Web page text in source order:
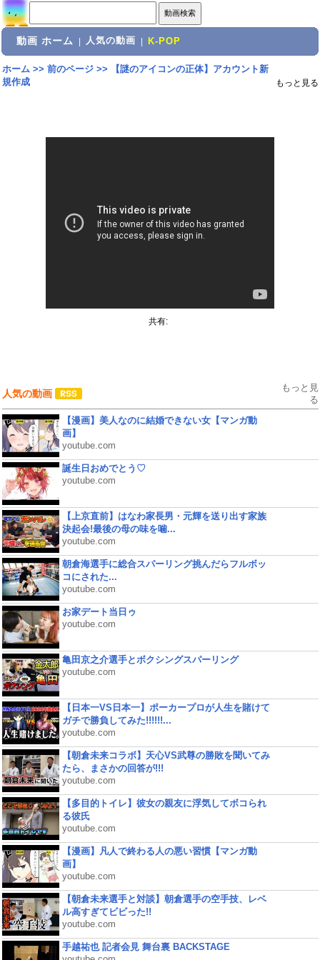
動画 ホーム 人気の動画 K-POP
ホーム>> 前のページ>>
【謎のアイコンの正体】アカウント新
規作成
もっと見る
共有:
人気の動画
もっと見
る
【漫画】美人なのに結婚できない女【マンガ動
画】
youtube.com
誕生日おめでとう♡
youtube.com
【上京直前】はなわ家長男・元輝を送り出す家族
決起会!最後の母の味を噛...
youtube.com
朝倉海選手に総合スパーリング挑んだらフルボッ
コにされた...
youtube.com
お家デート当日ゥ
youtube.com
亀田京之介選手とボクシングスパーリング
youtube.com
【日本一VS日本一】ポーカープロが人生を賭けて
ガチで勝負してみた!!!!!!...
youtube.com
【朝倉未来コラボ】天心VS武尊の勝敗を聞いてみ
たら、まさかの回答が!!!
youtube.com
【多目的トイレ】彼女の親友に浮気してボコられ
る彼氏
youtube.com
【漫画】凡人で終わる人の悪い習慣【マンガ動
画】
youtube.com
【朝倉未来選手と対談】朝倉選手の空手技、レベ
ル高すぎてビビった!!
youtube.com
手越祐也 記者会見 舞台裏 BACKSTAGE